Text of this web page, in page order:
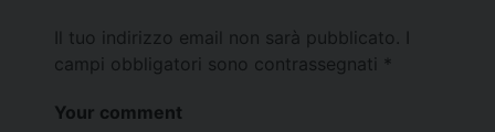
Il tuo indirizzo email non sarà pubblicato.
campi obbligatori sono contrassegnati *
Your comment